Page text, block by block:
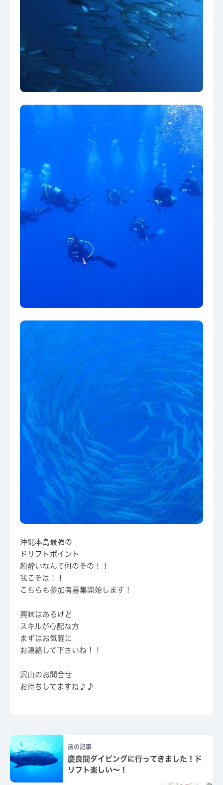
沖縄本島最強の
ドリフトポイント
船酔いなんて何のその！！
我こそは！！
こちらも参加者募集開始します！
興味はあるけど
スキルが心配な方
まずはお気軽に
お連絡して下さいね！！
沢山のお問合せ
お待ちしてますね♪♪
前の記事
慶良間ダイビングに行ってきました！ド
リフト楽しい～！